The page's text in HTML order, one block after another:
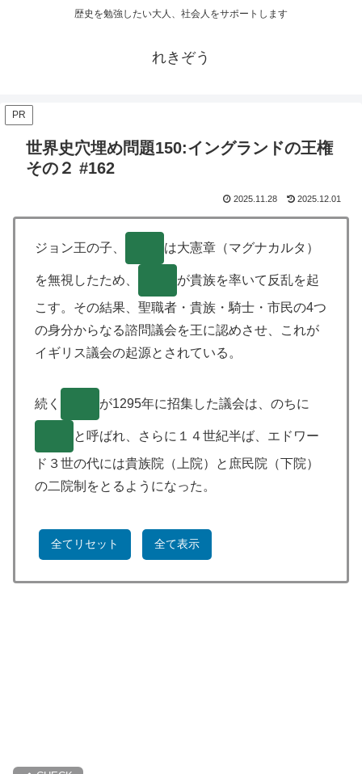
歴史を勉強したい大人、社会人をサポートします
れきぞう
PR
世界史穴埋め問題150:イングランドの王権
その２ #162
2025.11.28 2025.12.01
ジョン王の子、 は大憲章（マグナカルタ）
を無視したため、
が貴族を率いて反乱を起
こす。その結果、聖職者・貴族・騎士・市民の4つ
の身分からなる諮問議会を王に認めさせ、これが
イギリス議会の起源とされている。
続く が1295年に招集した議会は、のちに
と呼ばれ、さらに１４世紀半ば、エドワー
ド３世の代には貴族院（上院）と庶民院（下院）
の二院制をとるようになった。
全てリセット 全て表示